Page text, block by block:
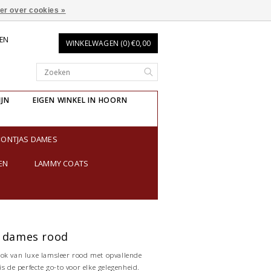
WINKELWAGEN (0) €0,00
EIGEN WINKEL IN HOORN
DAMES
LAMMY COATS
rood
van luxe lamsleer rood met opvallende
de perfecte go-to voor elke gelegenheid.
over cookies »